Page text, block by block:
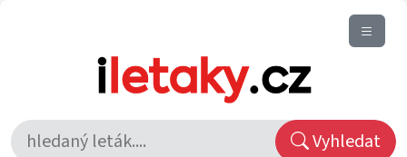
Vyhledat